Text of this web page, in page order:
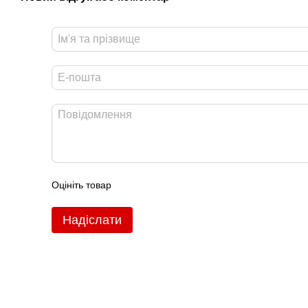
Оцініть товар
Надіслати